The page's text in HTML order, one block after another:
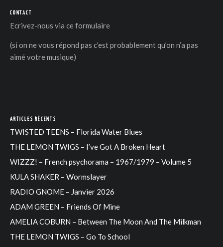
CONTACT
Ecrivez-nous via ce formulaire
(si on ne vous répond pas c’est probablement qu’on n’a pas
aimé votre musique)
ARTICLES RÉCENTS
TWISTED TEENS – Florida Water Blues
THE LEMON TWIGS – I’ve Got A Broken Heart
WIZZZ! – French psychorama – 1967/1979 – Volume 5
KULA SHAKER – Wormslayer
RADIO GNOME – Janvier 2026
ADAM GREEN – Friends Of Mine
AMELIA COBURN – Between The Moon And The Milkman
THE LEMON TWIGS – Go To School